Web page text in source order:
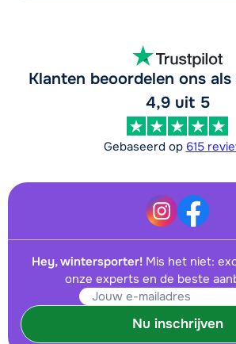
Klanten beoordelen ons
4,9 uit 5
Gebaseerd op 615
Hey, wintersporter! Mis het niet:
onze experts en de beste
Nu inschrijven